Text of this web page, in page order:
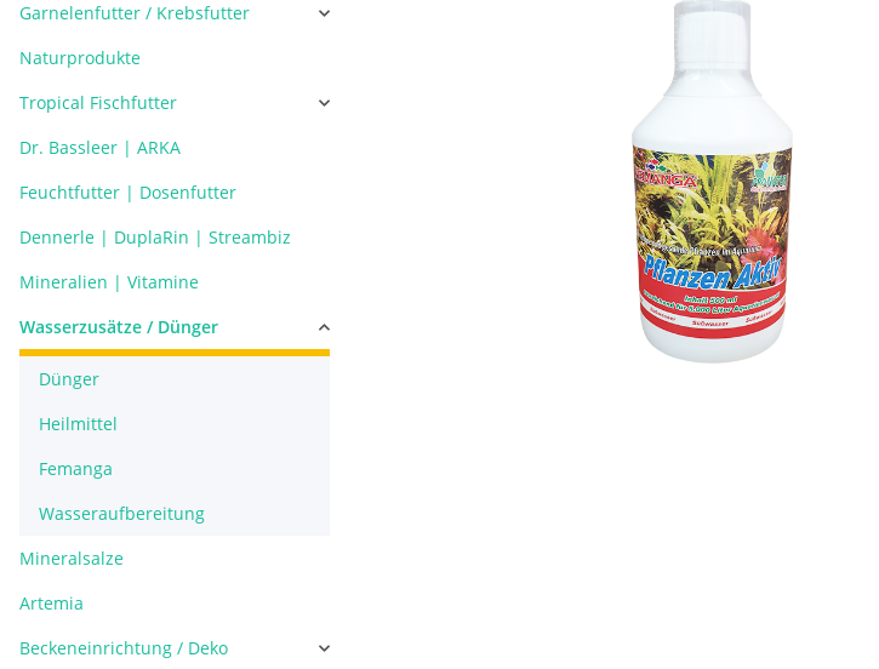
Garnelenfutter / Krebsfutter
Naturprodukte
Tropical Fischfutter
Dr. Bassleer | ARKA
Feuchtfutter | Dosenfutter
Dennerle | DuplaRin | Streambiz
Mineralien | Vitamine
Wasserzusätze / Dünger
Dünger
Heilmittel
Femanga
Wasseraufbereitung
Mineralsalze
Artemia
Beckeneinrichtung / Deko